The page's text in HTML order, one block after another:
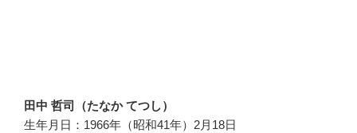
田中 哲司（たなか てつし）
生年月日：1966年（昭和41年）2月18日